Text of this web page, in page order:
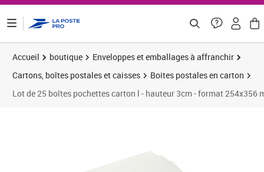
Accueil boutique
Enveloppes et emballages à affranchir
Cartons, boîtes postales et caisses
Boites postales en carton
Lot de 25 boîtes pochettes carton l - hauteur 3cm - format 254x356